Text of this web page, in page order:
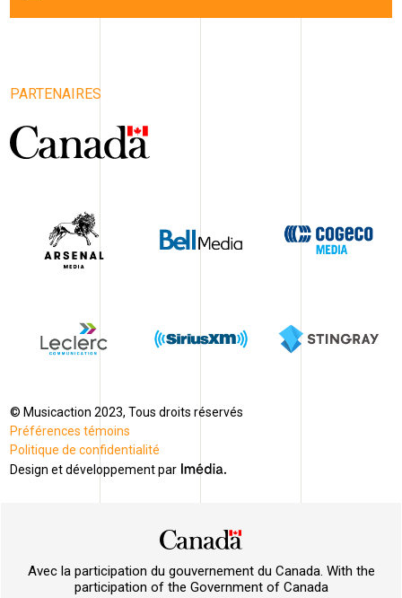
PARTENAIRES
© Musicaction 2023, Tous droits réservés
Préférences témoins
Politique de confidentialité
Design et développement par
Avec la participation du gouvernement du Canada. With the
participation of the Government of Canada